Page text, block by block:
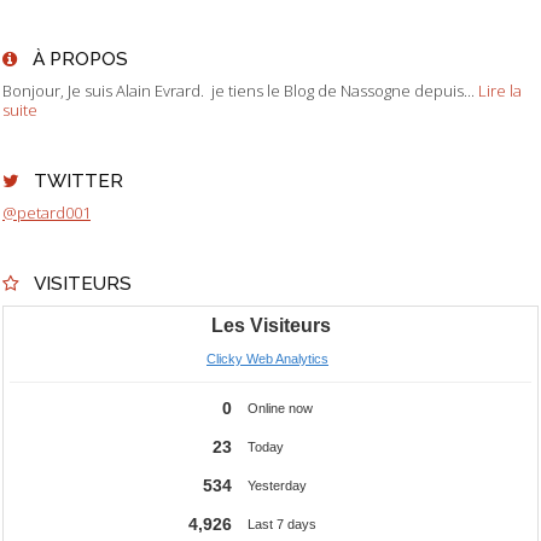
À PROPOS
Bonjour, Je suis Alain Evrard. je tiens le Blog de Nassogne depuis... Lire la
suite
TWITTER
@petard001
VISITEURS